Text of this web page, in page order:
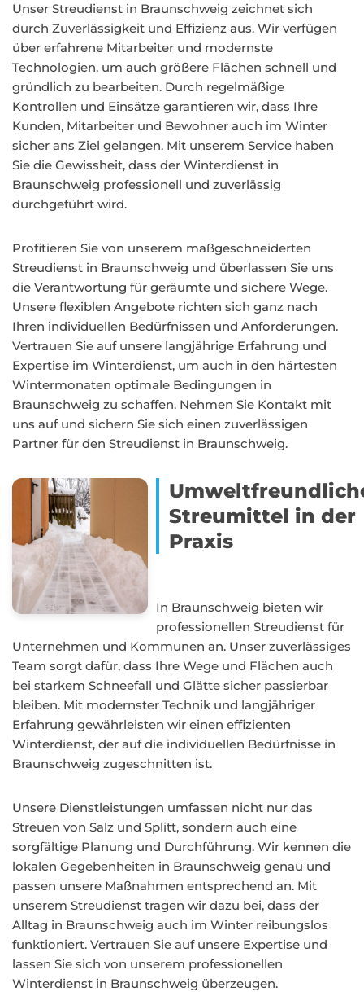
Unser Streudienst in Braunschweig zeichnet sich
durch Zuverlässigkeit und Effizienz aus. Wir verfügen
über erfahrene Mitarbeiter und modernste
Technologien, um auch größere Flächen schnell und
gründlich zu bearbeiten. Durch regelmäßige
Kontrollen und Einsätze garantieren wir, dass Ihre
Kunden, Mitarbeiter und Bewohner auch im Winter
sicher ans Ziel gelangen. Mit unserem Service haben
Sie die Gewissheit, dass der Winterdienst in
Braunschweig professionell und zuverlässig
durchgeführt wird.
Profitieren Sie von unserem maßgeschneiderten
Streudienst in Braunschweig und überlassen Sie uns
die Verantwortung für geräumte und sichere Wege.
Unsere flexiblen Angebote richten sich ganz nach
Ihren individuellen Bedürfnissen und Anforderungen.
Vertrauen Sie auf unsere langjährige Erfahrung und
Expertise im Winterdienst, um auch in den härtesten
Wintermonaten optimale Bedingungen in
Braunschweig zu schaffen. Nehmen Sie Kontakt mit
uns auf und sichern Sie sich einen zuverlässigen
Partner für den Streudienst in Braunschweig.
Streumittel in der
Praxis
In Braunschweig bieten wir
professionellen Streudienst für
Unternehmen und Kommunen an. Unser zuverlässiges
Team sorgt dafür, dass Ihre Wege und Flächen auch
bei starkem Schneefall und Glätte sicher passierbar
bleiben. Mit modernster Technik und langjähriger
Erfahrung gewährleisten wir einen effizienten
Winterdienst, der auf die individuellen Bedürfnisse in
Braunschweig zugeschnitten ist.
Unsere Dienstleistungen umfassen nicht nur das
Streuen von Salz und Splitt, sondern auch eine
sorgfältige Planung und Durchführung. Wir kennen die
lokalen Gegebenheiten in Braunschweig genau und
passen unsere Maßnahmen entsprechend an. Mit
unserem Streudienst tragen wir dazu bei, dass der
Alltag in Braunschweig auch im Winter reibungslos
funktioniert. Vertrauen Sie auf unsere Expertise und
lassen Sie sich von unserem professionellen
Winterdienst in Braunschweig überzeugen.